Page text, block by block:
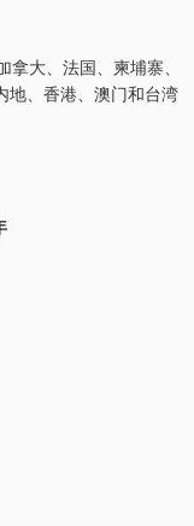
大、法国、柬埔寨、
地、香港、澳门和台湾